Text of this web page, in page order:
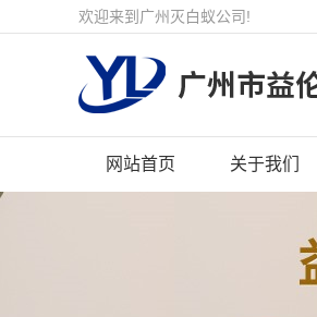
欢迎来到广州灭白蚁公司!
网站首页 关于我们